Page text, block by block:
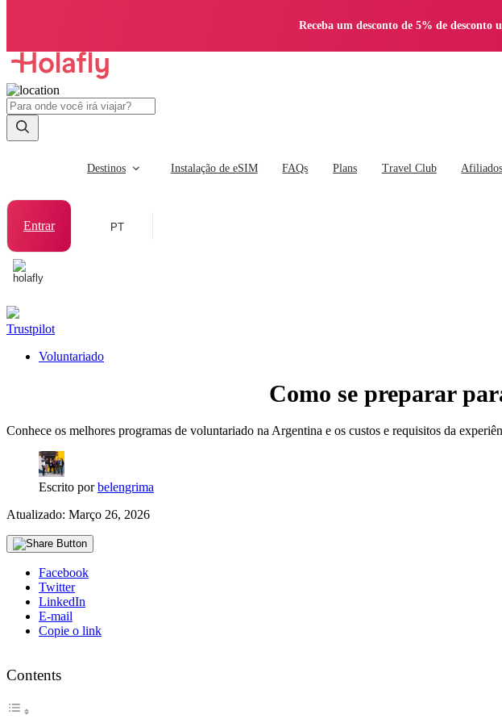
Receba um desconto de 5% de desconto
Destinos Instalação de eSIM FAQs Plans Travel Club Afiliados
Entrar PT
Trustpilot
Voluntariado
Como se preparar
Conhece os melhores programas de voluntariado na Argentina e os custos e requisitos da
Escrito porbelengrima
Atualizado: Março 26, 2026
Facebook
Twitter
LinkedIn
E-mail
Copie o link
Contents